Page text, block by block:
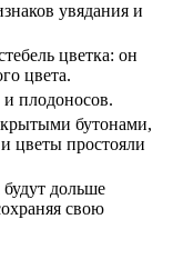
увядания и
цветка: он
цвета.
плодоносов.
бутонами,
цветы простояли
дольше
свою